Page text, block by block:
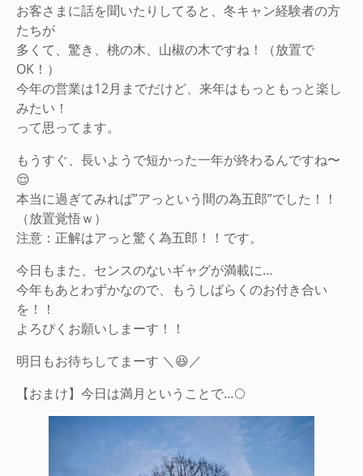
お客さまに話を聞いたりしてると、冬キャン経験者の方
たちが
多くて、驚き、桃の木、山椒の木ですね！（放置で
OK！）
今年の営業は12月までだけど、来年はもっともっと楽し
みたい！
って思ってます。
もうすぐ、長いようで短かった一年が終わるんですね〜
😌
本当に過ぎてみれば”アっという間の為五郎”でした！！
（放置覚悟ｗ）
注意：正解はアっと驚く為五郎！！です。
今日もまた、センスのないギャグが満載に…
今年もあとわずかなので、もうしばらくのお付き合い
を！！
よろぴくお願いしまーす！！
明日もお待ちしてまーす ＼😆／
【おまけ】今日は満月ということで…🌕